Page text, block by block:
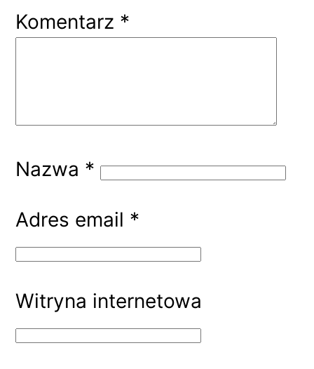
Komentarz *
Nazwa *
Adres email *
Witryna internetowa